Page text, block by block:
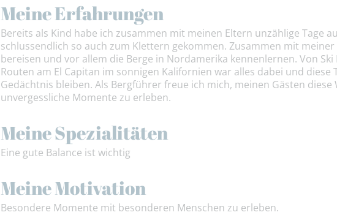
Meine Erfahrungen
Bereits als Kind habe ich zusammen mit meinen Eltern unzählige Tage
schlussendlich so auch zum Klettern gekommen. Zusammen mit
bereisen und vor allem die Berge in Nordamerika kennenlernen. Von
Routen am El Capitan im sonnigen Kalifornien war alles dabei und
Gedächtnis bleiben. Als Bergführer freue ich mich, meinen Gästen
unvergessliche Momente zu erleben.
Meine Spezialitäten
Eine gute Balance ist wichtig
Meine Motivation
Besondere Momente mit besonderen Menschen zu erleben.